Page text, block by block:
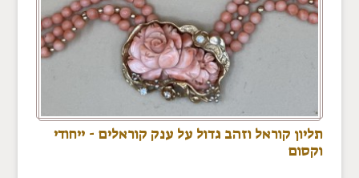
תליון קוראל וזהב גדול על ענק קוראלים - ייחודי
וקסום